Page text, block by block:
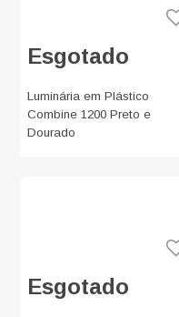
Esgotado
Luminária em Plástico
Combine 1200 Preto e
Dourado
Esgotado